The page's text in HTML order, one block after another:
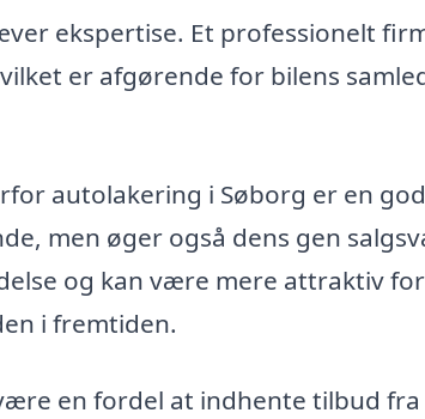
ekspertise. Et professionelt
er afgørende for bilens
autolakering i Søborg er en god
men øger også dens gen
og kan være mere attraktiv for
i fremtiden.
en fordel at indhente tilbud